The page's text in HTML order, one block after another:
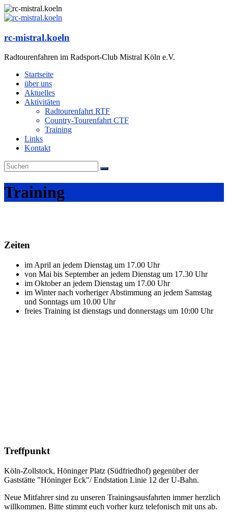
Zum
Inhalt
rc-mistral.koeln
Radtourenfahren im Radsport-Club Mistral Köln e.V.
Startseite
über uns
Aktuelles
Aktivitäten
Radtourenfahrt RTF
Country-Tourenfahrt CTF
Training
Links
Kontakt
Training
Zeiten
im April an jedem Dienstag um 17.00 Uhr
von Mai bis September an jedem Dienstag um 17.30 Uhr
im Oktober an jedem Dienstag um 17.00 Uhr
im Winter nach vorheriger Abstimmung an jedem Samstag
und Sonntags um 10.00 Uhr
freies Training ist dienstags und donnerstags um 10:00 Uhr
Treffpunkt
Köln-Zollstock, Höninger Platz (Südfriedhof) gegenüber der
Gaststätte "Höninger Eck"/ Endstation Linie 12 der U-Bahn.
Neue Mitfahrer sind zu unseren Trainingsausfahrten immer herzlich
willkommen. Bitte stimmt euch vorher kurz telefonisch mit uns ab.